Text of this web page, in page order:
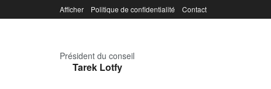
Afficher Politique de confidentialité Contact
Président du conseil
Tarek Lotfy